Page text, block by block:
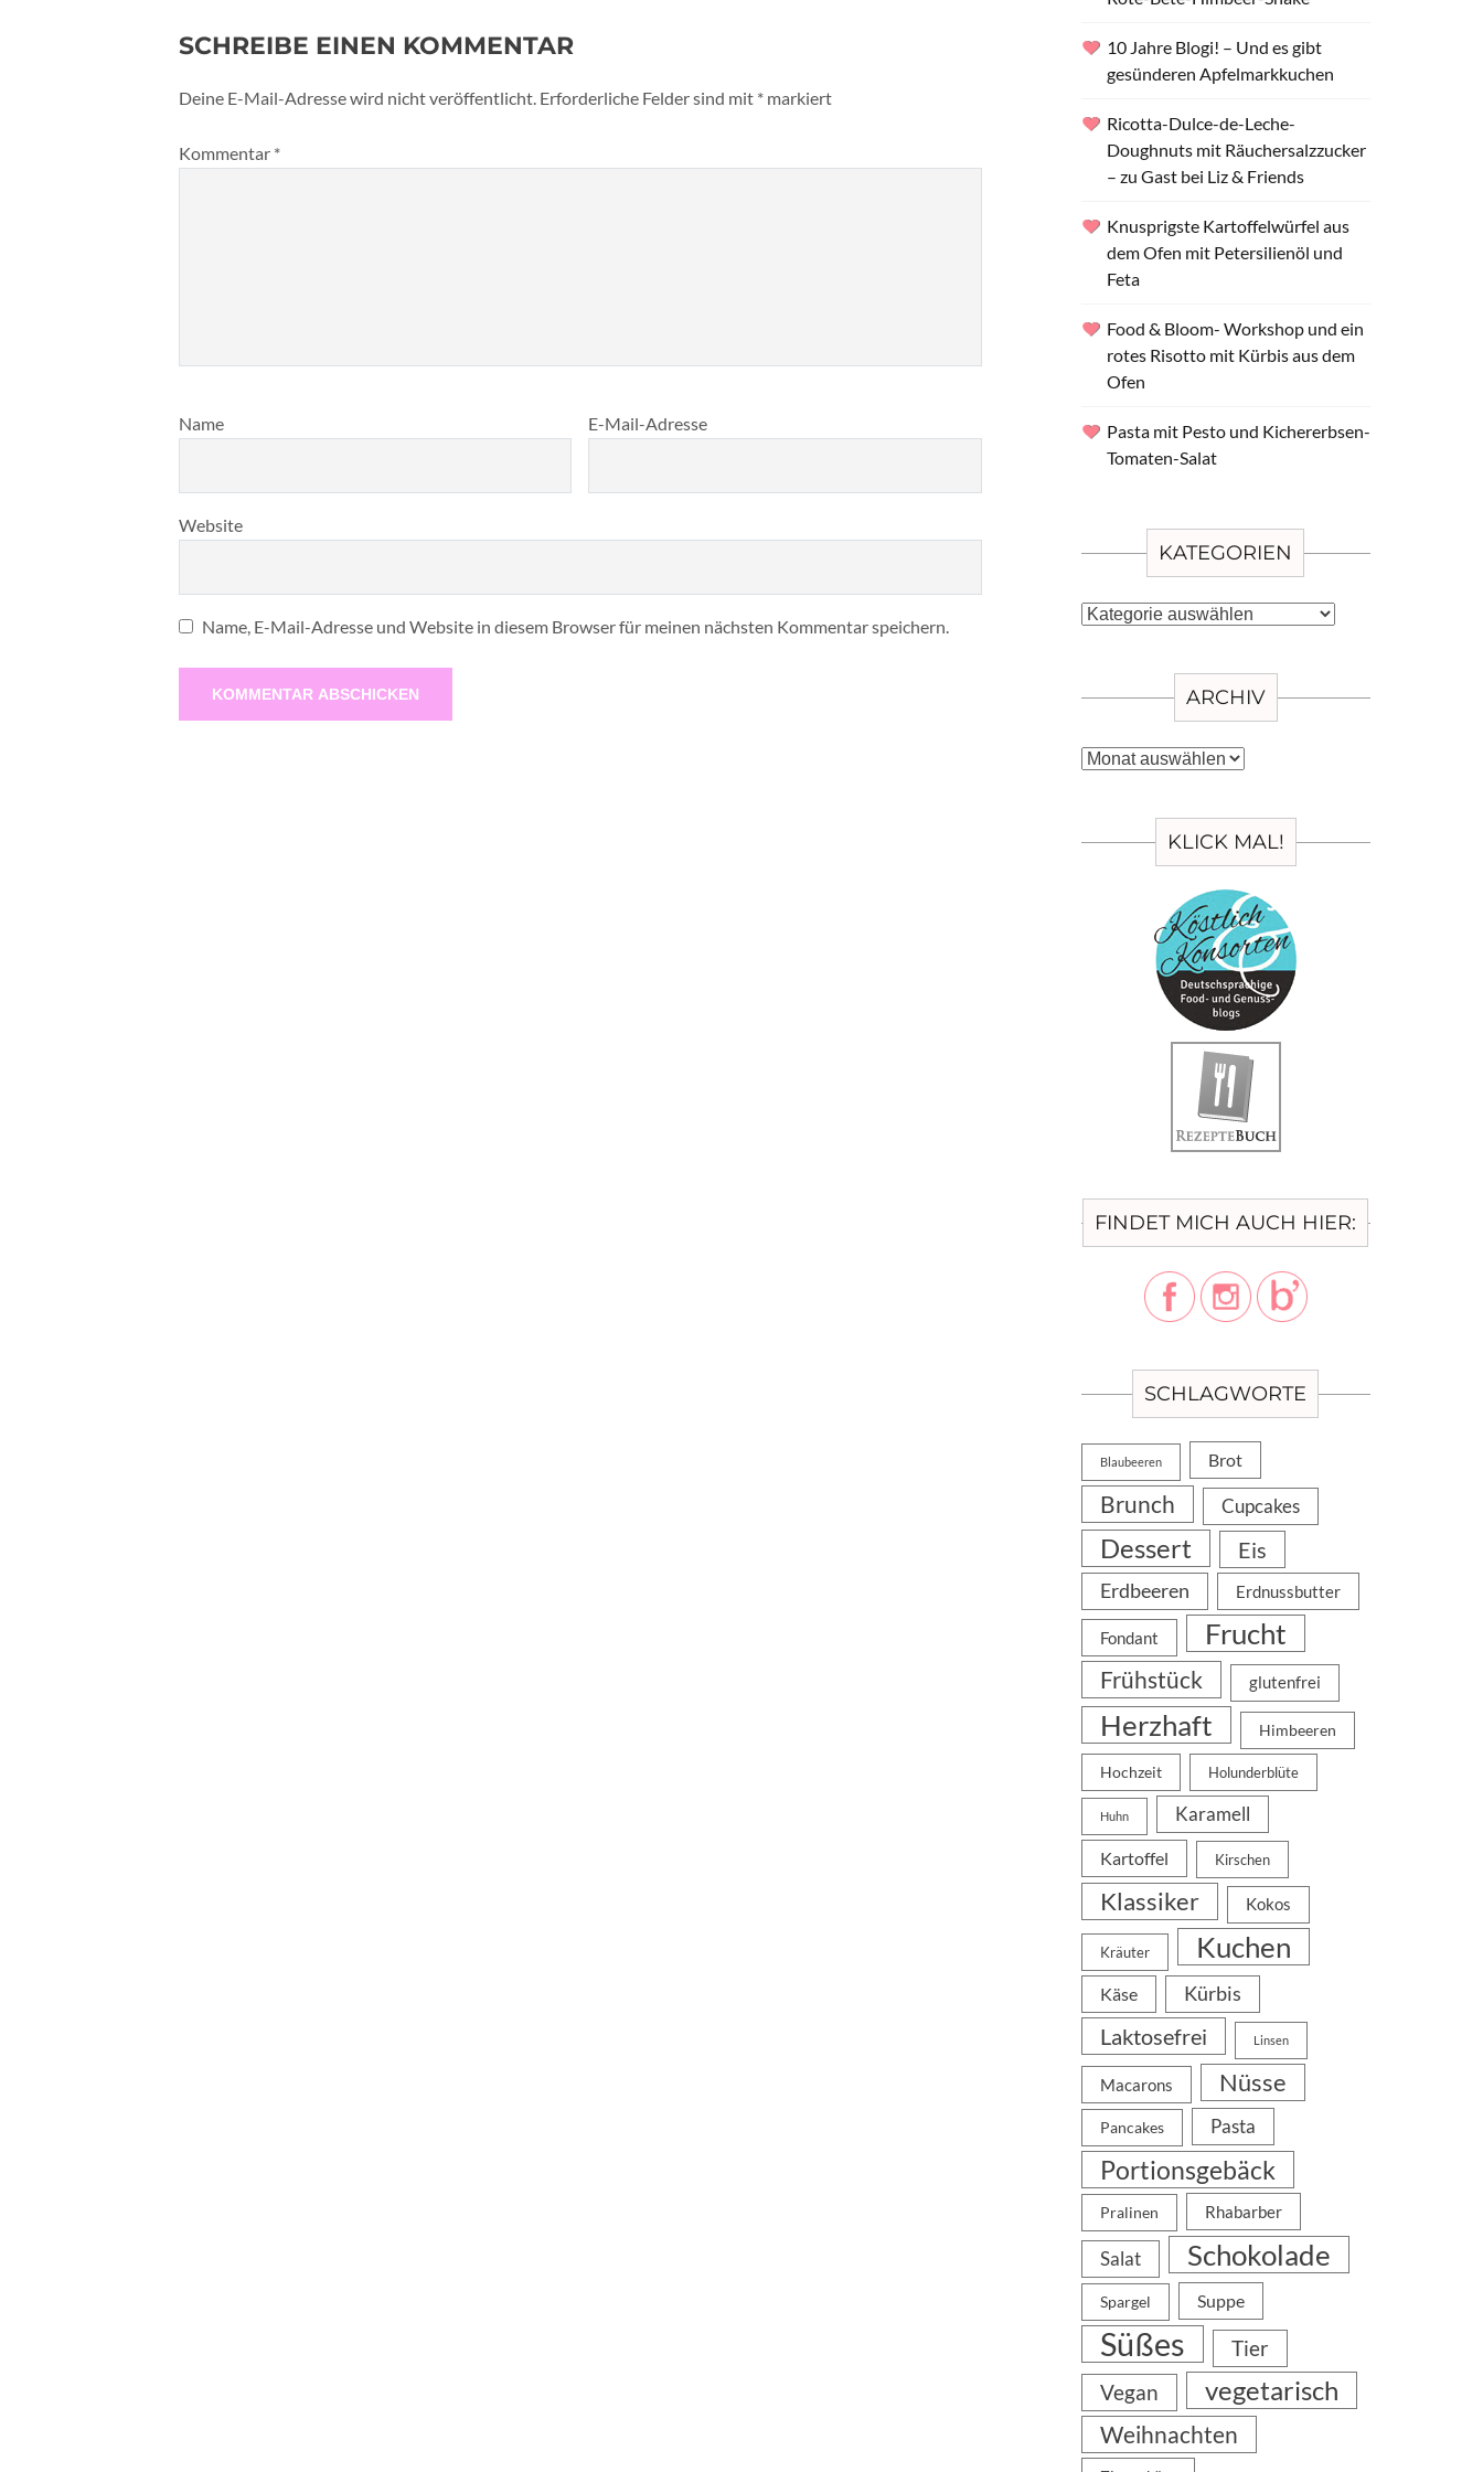
SCHREIBE EINEN KOMMENTAR
Deine E-Mail-Adresse wird nicht veröffentlicht. Erforderliche Felder sind mit * markiert
Kommentar *
Name E-Mail-Adresse
Website
Name, E-Mail-Adresse und Website in diesem Browser für meinen nächsten Kommentar speichern.
10 Jahre Blogi! – Und es gibt
gesünderen Apfelmarkkuchen
Ricotta-Dulce-de-Leche-
Doughnuts mit Räuchersalzzucker
– zu Gast bei Liz & Friends
Knusprigste Kartoffelwürfel aus
dem Ofen mit Petersilienöl und
Feta
Food & Bloom- Workshop und ein
rotes Risotto mit Kürbis aus dem
Ofen
Pasta mit Pesto und Kichererbsen-
Tomaten-Salat
KATEGORIEN
Kategorien
ARCHIV
Archiv
KLICK MAL!
FINDET MICH AUCH HIER:
SCHLAGWORTE
Blaubeeren Brot
Brunch Cupcakes
Dessert Eis
Erdbeeren Erdnussbutter
Fondant Frucht
Frühstück glutenfrei
Herzhaft Himbeeren
Hochzeit Holunderblüte
Huhn Karamell
Kartoffel Kirschen
Klassiker Kokos
Kräuter Kuchen
Käse Kürbis
Laktosefrei Linsen
Macarons Nüsse
Pancakes Pasta
Portionsgebäck
Pralinen Rhabarber
Salat Schokolade
Spargel Suppe
Süßes
Tier
Vegan
vegetarisch
Weihnachten